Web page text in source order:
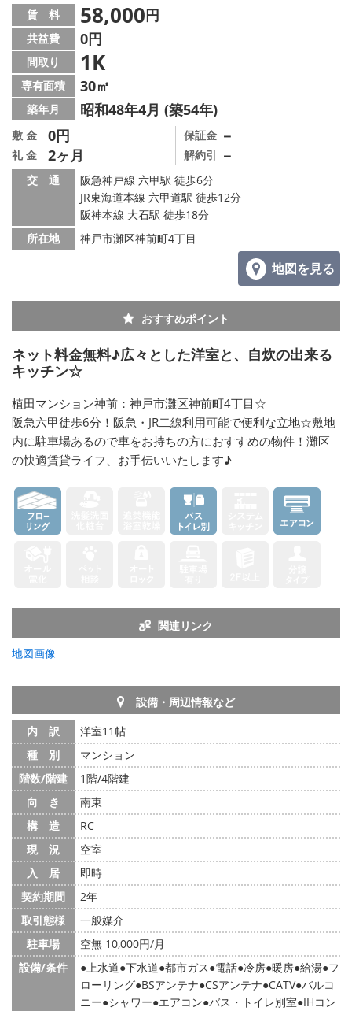
賃 料 58,000円
共益費 0円
間取り 1K
専有面積 30㎡
築年月 昭和48年4月 (築54年)
敷 金 0円
礼 金 2ヶ月
保証金 －
解約引 －
交 通
阪急神戸線 六甲駅 徒歩6分
JR東海道本線 六甲道駅 徒歩12分
阪神本線 大石駅 徒歩18分
所在地
神戸市灘区神前町4丁目
地図を見る
おすすめポイント
ネット料金無料♪広々とした洋室と、自炊の出来る
キッチン☆
植田マンション神前：神戸市灘区神前町4丁目☆
阪急六甲徒歩6分！阪急・JR二線利用可能で便利な立地☆敷地
内に駐車場あるので車をお持ちの方におすすめの物件！灘区
の快適賃貸ライフ、お手伝いいたします♪
関連リンク
地図画像
設備・周辺情報など
内 訳
洋室11帖
種 別
マンション
階数/階建
1階/4階建
向 き
南東
構 造
RC
現 況
空室
入 居
即時
契約期間
2年
取引態様
一般媒介
駐車場
空無 10,000円/月
設備/条件
上水道 下水道 都市ガス 電話 冷房 暖房 給湯 フ
ローリング BSアンテナ CSアンテナ CATV バルコ
ニー シャワー エアコン バス・トイレ別室 IHコン